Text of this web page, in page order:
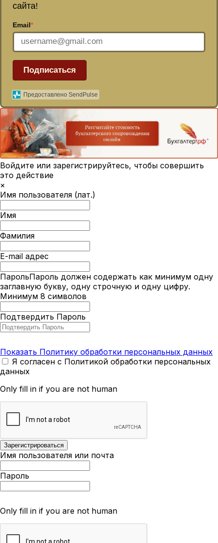
сайта!
Email*
Подписаться
Предоставлено SendPulse
Войдите или зарегистрируйтесь, чтобы совершить
это действие
×
Имя пользователя (лат.)
Имя
Фамилия
E-mail адрес
ПарольПароль должен содержать как минимум одну
заглавную букву, одну строчную и одну цифру.
Минимум 8 символов
Подтвердить Пароль
Показать Политику обработки персональных данных
Я согласен с Политикой обработки персональных
данных
Only fill in if you are not human
Имя пользователя или почта
Пароль
Only fill in if you are not human